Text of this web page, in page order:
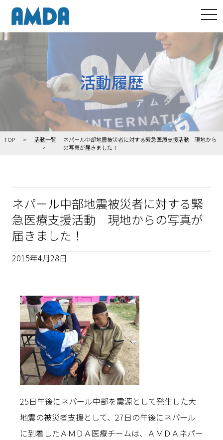
活動履歴
TOP 活動一覧
ネパール中部地震被災者に対する緊急医療支援活動 現地から
の写真が届きました！
ネパール中部地震被災者に対する緊
急医療支援活動 現地からの写真が
届きました！
2015年4月28日
25日午後にネパール中部を震源として発生した大
地震の被災者支援として、27日の午後にネパール
に到着したＡＭＤＡ医療チームは、ＡＭＤＡネパー